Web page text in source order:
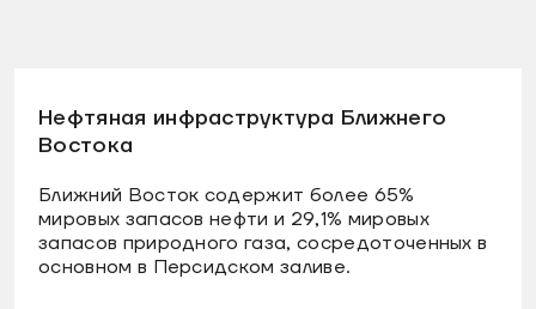
Нефтяная инфраструктура Ближнего
Востока
Ближний Восток содержит более 65%
мировых запасов нефти и 29,1% мировых
запасов природного газа, сосредоточенных в
основном в Персидском заливе.